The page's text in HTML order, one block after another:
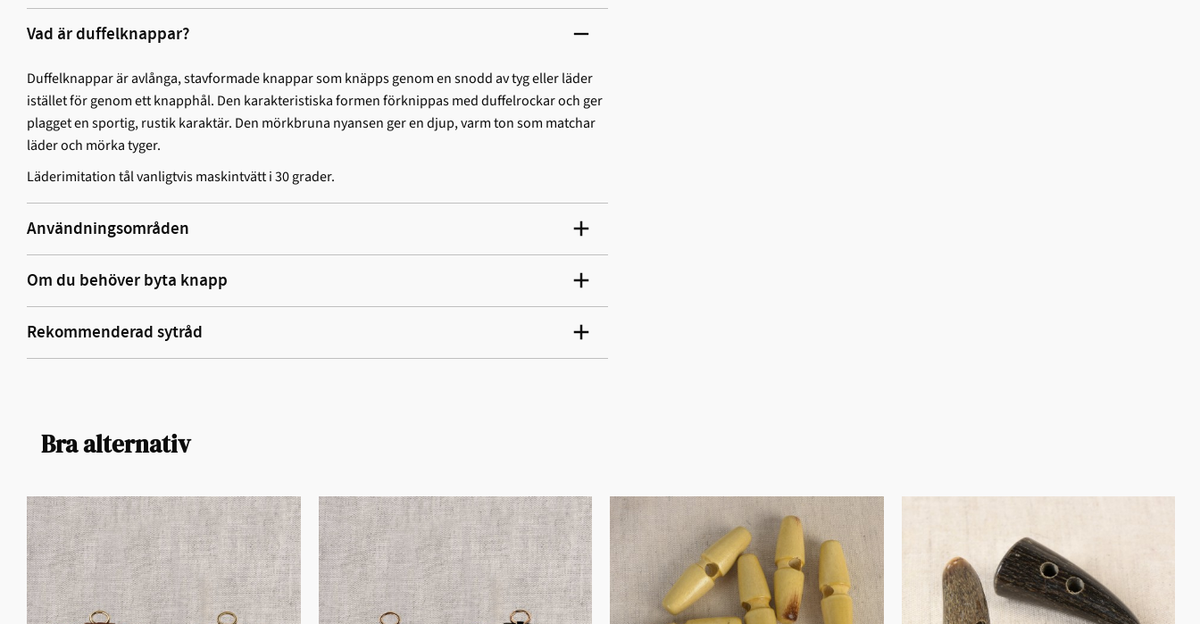
Vad är duffelknappar?
Duffelknappar är avlånga, stavformade knappar som knäpps genom en snodd av tyg eller läder
istället för genom ett knapphål. Den karakteristiska formen förknippas med duffelrockar och ger
plagget en sportig, rustik karaktär. Den mörkbruna nyansen ger en djup, varm ton som matchar
läder och mörka tyger.
Läderimitation tål vanligtvis maskintvätt i 30 grader.
Användningsområden
Om du behöver byta knapp
Rekommenderad sytråd
Bra alternativ